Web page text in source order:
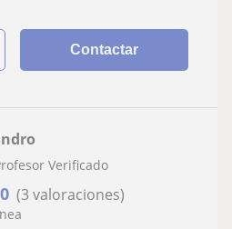
Contactar
Verificado
(3 valoraciones)